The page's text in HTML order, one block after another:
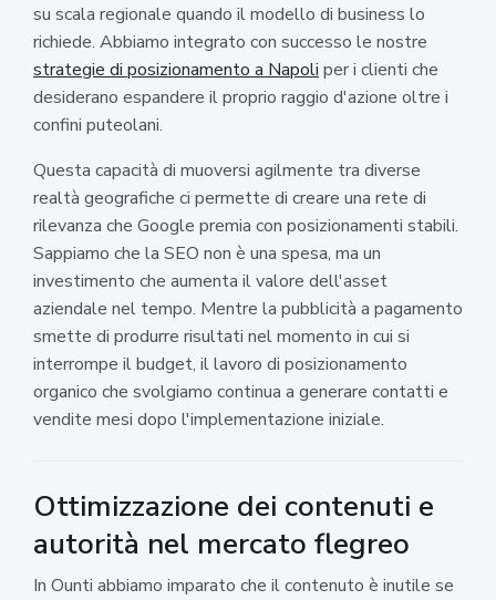
su scala regionale quando il modello di business lo
richiede. Abbiamo integrato con successo le nostre
strategie di posizionamento a Napoli per i clienti che
desiderano espandere il proprio raggio d'azione oltre i
confini puteolani.
Questa capacità di muoversi agilmente tra diverse
realtà geografiche ci permette di creare una rete di
rilevanza che Google premia con posizionamenti stabili.
Sappiamo che la SEO non è una spesa, ma un
investimento che aumenta il valore dell'asset
aziendale nel tempo. Mentre la pubblicità a pagamento
smette di produrre risultati nel momento in cui si
interrompe il budget, il lavoro di posizionamento
organico che svolgiamo continua a generare contatti e
vendite mesi dopo l'implementazione iniziale.
Ottimizzazione dei contenuti e
autorità nel mercato flegreo
In Ounti abbiamo imparato che il contenuto è inutile se